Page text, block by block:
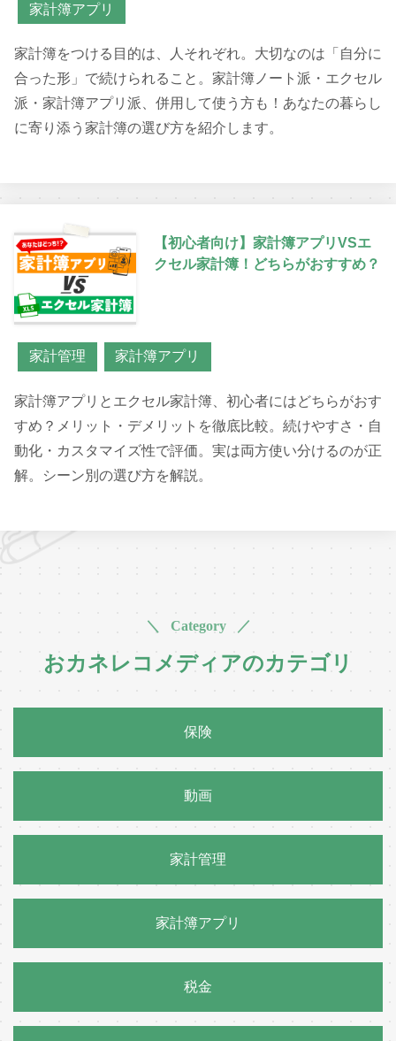
家計簿アプリ
家計簿をつける目的は、人それぞれ。大切なのは「自分に
合った形」で続けられること。家計簿ノート派・エクセル
派・家計簿アプリ派、併用して使う方も！あなたの暮らし
に寄り添う家計簿の選び方を紹介します。
【初心者向け】家計簿アプリVSエ
クセル家計簿！どちらがおすすめ？
家計管理 家計簿アプリ
家計簿アプリとエクセル家計簿、初心者にはどちらがおす
すめ？メリット・デメリットを徹底比較。続けやすさ・自
動化・カスタマイズ性で評価。実は両方使い分けるのが正
解。シーン別の選び方を解説。
＼ Category ／
おカネレコメディアのカテゴリ
保険
動画
家計管理
家計簿アプリ
税金